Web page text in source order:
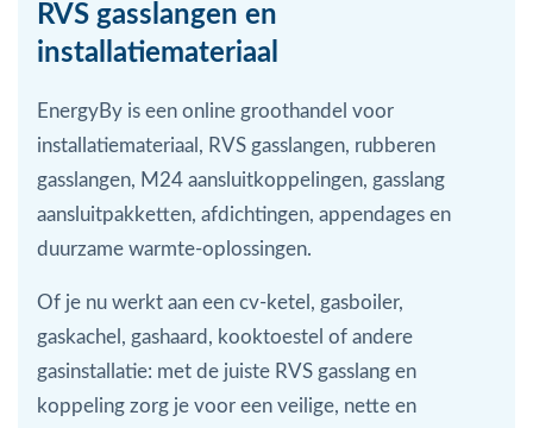
RVS gasslangen en
installatiemateriaal
EnergyBy is een online groothandel voor
installatiemateriaal, RVS gasslangen, rubberen
gasslangen, M24 aansluitkoppelingen, gasslang
aansluitpakketten, afdichtingen, appendages en
duurzame warmte-oplossingen.
Of je nu werkt aan een cv-ketel, gasboiler,
gaskachel, gashaard, kooktoestel of andere
gasinstallatie: met de juiste RVS gasslang en
koppeling zorg je voor een veilige, nette en